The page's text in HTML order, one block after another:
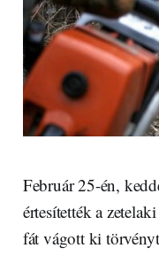
Február 25-én,
értesítették a
fát vágott ki